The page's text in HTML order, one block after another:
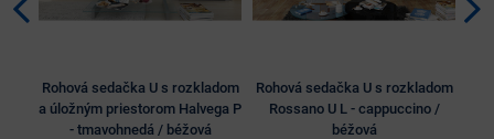
Rohová sedačka U s rozkladom
a úložným priestorom Halvega P
- tmavohnedá / béžová
Rohová sedačka U s rozkladom
Rossano U L - cappuccino /
béžová